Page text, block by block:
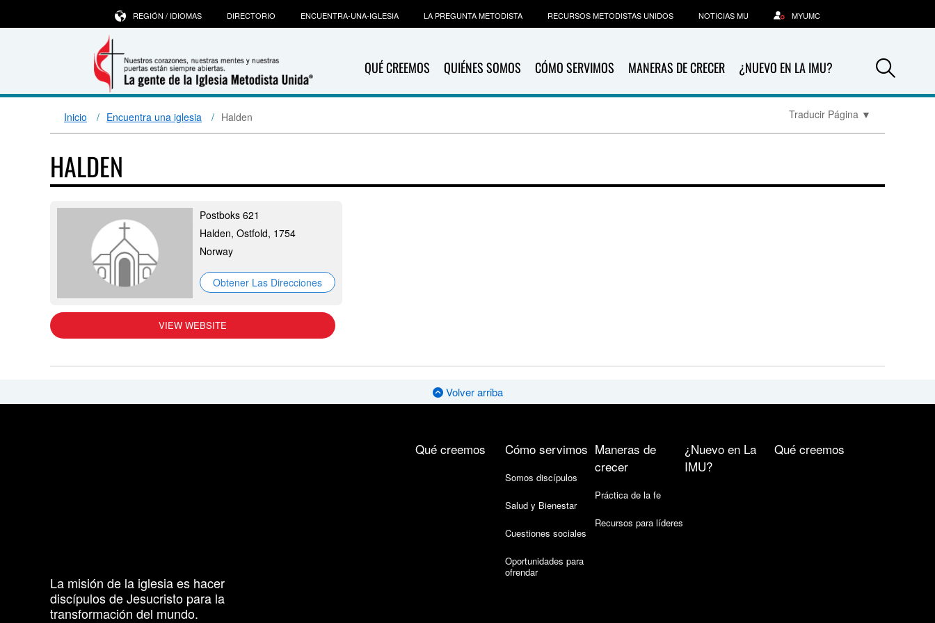
QUÉ CREEMOS QUIÉNES SOMOS CÓMO SERVIMOS MANERAS DE CRECER ¿NUEVO EN LA IMU?
REGIÓN / IDIOMAS DIRECTORIO ENCUENTRA-UNA-IGLESIA LA PREGUNTA METODISTA RECURSOS METODISTAS UNIDOS NOTICIAS MU MYUMC
Inicio Encuentra una iglesia Halden Traducir Página ▼
HALDEN
Postboks 621
Halden, Ostfold, 1754
Norway
Obtener Las Direcciones
VIEW WEBSITE
Volver arriba
La misión de la iglesia es hacer
discípulos de Jesucristo para la
transformación del mundo.
Qué creemos Cómo servimos
Somos discípulos
Salud y Bienestar
Cuestiones sociales
Oportunidades para
ofrendar
Maneras de
crecer
Práctica de la fe
Recursos para líderes
¿Nuevo en La
IMU?
Qué creemos